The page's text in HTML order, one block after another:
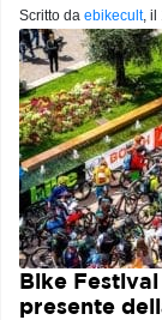
Scritto da ebikecult, il
Bike
presente